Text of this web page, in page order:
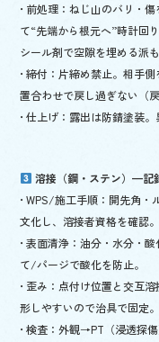
• 前処理：ねじ山のバリ・
て“先端から根元へ”時計回
シール剤で空隙を埋める派も
• 締付：片締め禁止。相手
置合わせで戻し過ぎない（
• 仕上げ：露出は防錆塗装
溶接（鋼・ステン）—記
• WPS/施工手順：開先角
文化し、溶接者資格を確認。
• 表面清浄：油分・水分・
て/パージで酸化を防止。
• 歪み：点付け位置と交互
形しやすいので治具で固定。
• 検査：外観→PT（浸透探